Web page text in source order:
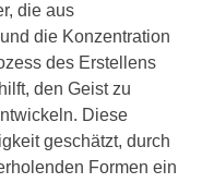
die aus
die Konzentration
des Erstellens
den Geist zu
Diese
geschätzt, durch
Formen ein